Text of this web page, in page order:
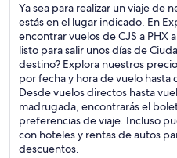
Ya sea para realizar un viaje de
estás en el lugar indicado. En
encontrar vuelos de CJS a PHX
listo para salir unos días de
destino? Explora nuestros
por fecha y hora de vuelo
Desde vuelos directos hasta
madrugada, encontrarás el
preferencias de viaje. Incluso
con hoteles y rentas de autos
descuentos.